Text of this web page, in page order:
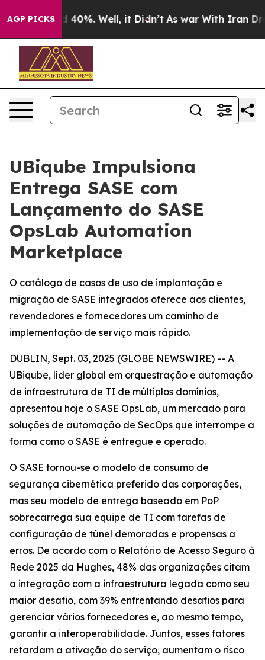
AGP PICKS
Around 40%. Well, it Didn’t As war With Iran
UBiqube Impulsiona
Entrega SASE com
Lançamento do SASE
OpsLab Automation
Marketplace
O catálogo de casos de uso de implantação e
migração de SASE integrados oferece aos clientes,
revendedores e fornecedores um caminho de
implementação de serviço mais rápido.
DUBLIN, Sept. 03, 2025 (GLOBE NEWSWIRE) -- A
UBiqube, líder global em orquestração e automação
de infraestrutura de TI de múltiplos domínios,
apresentou hoje o SASE OpsLab, um mercado para
soluções de automação de SecOps que interrompe a
forma como o SASE é entregue e operado.
O SASE tornou-se o modelo de consumo de
segurança cibernética preferido das corporações,
mas seu modelo de entrega baseado em PoP
sobrecarrega sua equipe de TI com tarefas de
configuração de túnel demoradas e propensas a
erros. De acordo com o Relatório de Acesso Seguro à
Rede 2025 da Hughes, 48% das organizações citam
a integração com a infraestrutura legada como seu
maior desafio, com 39% enfrentando desafios para
gerenciar vários fornecedores e, ao mesmo tempo,
garantir a interoperabilidade. Juntos, esses fatores
retardam a ativação do serviço, aumentam o risco